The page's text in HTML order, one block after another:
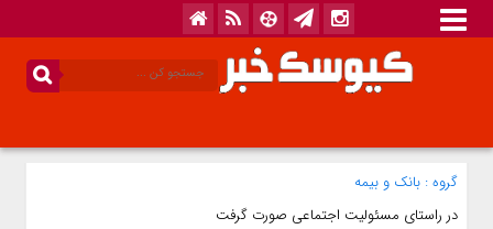
گروه : بانک‌ و بیمه
در راستای مسئولیت اجتماعی صورت گرفت